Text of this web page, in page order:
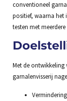
conventioneel
positief, waarna het
testen met meerdere
Met de ontwikkeling
garnalenvisserij